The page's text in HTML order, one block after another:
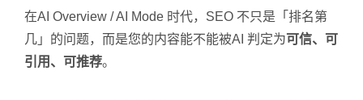
在AI Overview / AI Mode 时代，SEO 不只是「排名第
几」的问题，而是您的内容能不能被AI 判定为可信、可
引用、可推荐。